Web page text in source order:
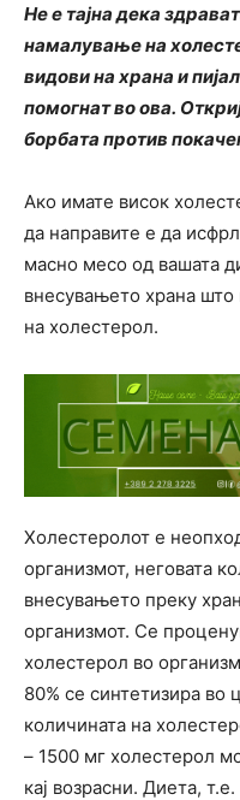
Не е тајна дека
намалување на
видови на храна и
помогнат во ова.
борбата против
Ако имате висок
да направите е да
масно месо од вашата
внесувањето храна
на холестерол.
Холестеролот е
организмот, неговата
внесувањето преку
организмот. Се
холестерол во
80% се синтетизира во
количината на
– 1500 мг холестерол
кај возрасни. Диета,